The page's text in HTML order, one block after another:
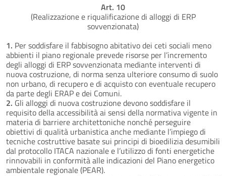
Art. 10
(Realizzazione e riqualificazione di alloggi di ERP
sovvenzionata)
1. Per soddisfare il fabbisogno abitativo dei ceti sociali meno
abbienti il piano regionale prevede risorse per l’incremento
degli alloggi di ERP sovvenzionata mediante interventi di
nuova costruzione, di norma senza ulteriore consumo di suolo
non urbano, di recupero e di acquisto con eventuale recupero
da parte degli ERAP e dei Comuni.
2. Gli alloggi di nuova costruzione devono soddisfare il
requisito della accessibilità ai sensi della normativa vigente in
materia di barriere architettoniche nonché perseguire
obiettivi di qualità urbanistica anche mediante l’impiego di
tecniche costruttive basate sui principi di bioedilizia desumibili
dal protocollo ITACA nazionale e l’utilizzo di fonti energetiche
rinnovabili in conformità alle indicazioni del Piano energetico
ambientale regionale (PEAR).